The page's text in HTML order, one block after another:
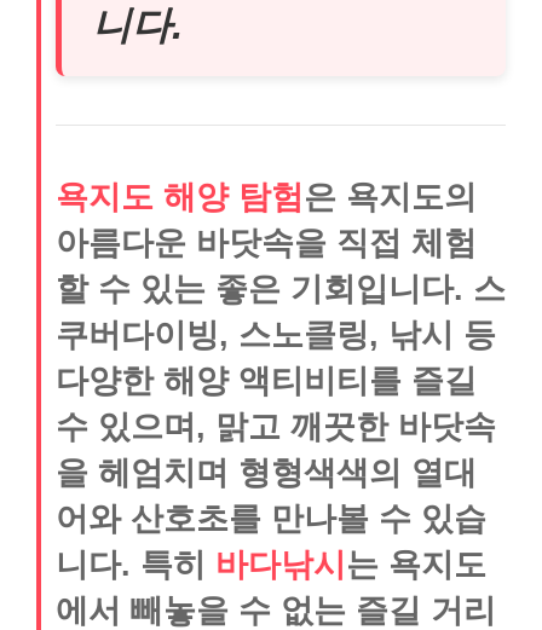
니다.
욕지도 해양 탐험은 욕지도의
아름다운 바닷속을 직접 체험
할 수 있는 좋은 기회입니다. 스
쿠버다이빙, 스노클링, 낚시 등
다양한 해양 액티비티를 즐길
수 있으며, 맑고 깨끗한 바닷속
을 헤엄치며 형형색색의 열대
어와 산호초를 만나볼 수 있습
니다. 특히 바다낚시 는 욕지도
에서 빼놓을 수 없는 즐길 거리